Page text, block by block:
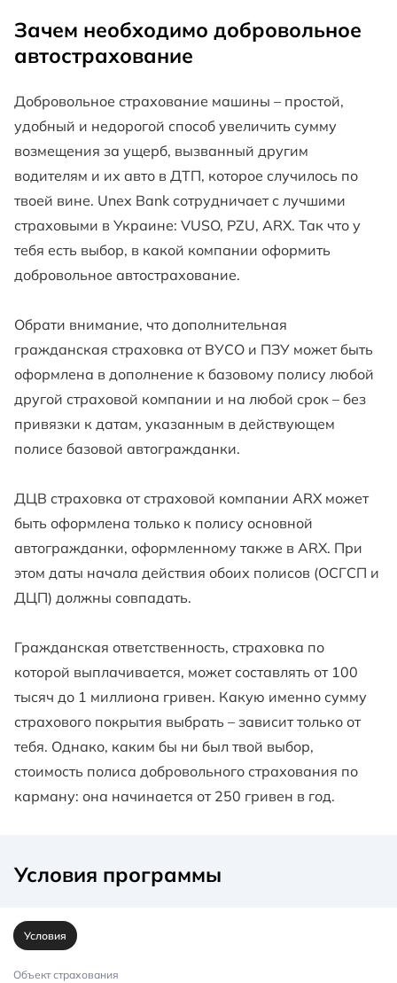
Зачем необходимо добровольное
автострахование
Добровольное страхование машины – простой,
удобный и недорогой способ увеличить сумму
возмещения за ущерб, вызванный другим
водителям и их авто в ДТП, которое случилось по
твоей вине. Unex Bank сотрудничает с лучшими
страховыми в Украине: VUSO, PZU, ARX. Так что у
тебя есть выбор, в какой компании оформить
добровольное автострахование.
Обрати внимание, что дополнительная
гражданская страховка от ВУСО и ПЗУ может быть
оформлена в дополнение к базовому полису любой
другой страховой компании и на любой срок – без
привязки к датам, указанным в действующем
полисе базовой автогражданки.
ДЦВ страховка от страховой компании ARX может
быть оформлена только к полису основной
автогражданки, оформленному также в ARX. При
этом даты начала действия обоих полисов (ОСГСП и
ДЦП) должны совпадать.
Гражданская ответственность, страховка по
которой выплачивается, может составлять от 100
тысяч до 1 миллиона гривен. Какую именно сумму
страхового покрытия выбрать – зависит только от
тебя. Однако, каким бы ни был твой выбор,
стоимость полиса добровольного страхования по
карману: она начинается от 250 гривен в год.
Условия программы
Условия
Объект страхования